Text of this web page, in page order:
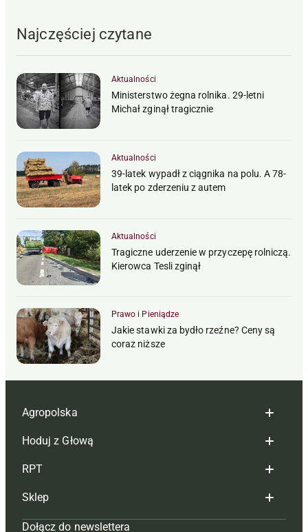
Najczęściej czytane
Aktualności
Ministerstwo żegna rolnika. 29-letni
Michał zginął tragicznie
Aktualności
39-latek wypadł z ciągnika na polu. A 78-
latek po zderzeniu z autem
Aktualności
Tragiczne uderzenie w przyczepę rolniczą.
Kierowca Tesli zginął
Prawo i Pieniądze
Jakie stawki za bydło rzeźne? Ceny są
coraz niższe
Agropolska
Redakcja
Reklama
Tagi
Mapa serwisu
Hoduj z Głową
Hoduj z głową bydło
Hoduj z głową świnie
Prenumerata
RPT
Redakcja
Sklep
Dołącz do newslettera